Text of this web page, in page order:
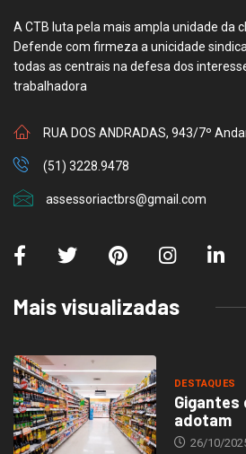
A CTB luta pela mais ampla unidade da
Defende com firmeza a unicidade
todas as centrais na defesa dos
trabalhadora
RUA DOS ANDRADAS, 943/7º
(51) 3228.9478
assessoriactbrs@gmail.com
Mais visualizadas
DESTAQUES
Gigantes
adotam
26/10/